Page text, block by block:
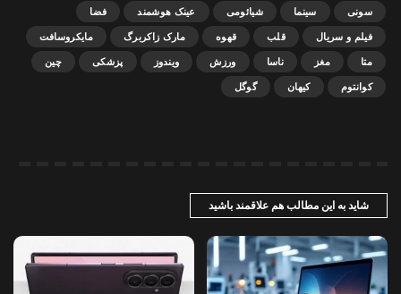
سونی سینما شیائومی عینک هوشمند فضا
فیلم و سریال قلب قهوه مارک زاکربرگ مایکروسافت
متا مغز ناسا ورزش ویندوز پزشکی چین
کوانتوم کیهان گوگل
شاید به این مطالب هم علاقمند باشید